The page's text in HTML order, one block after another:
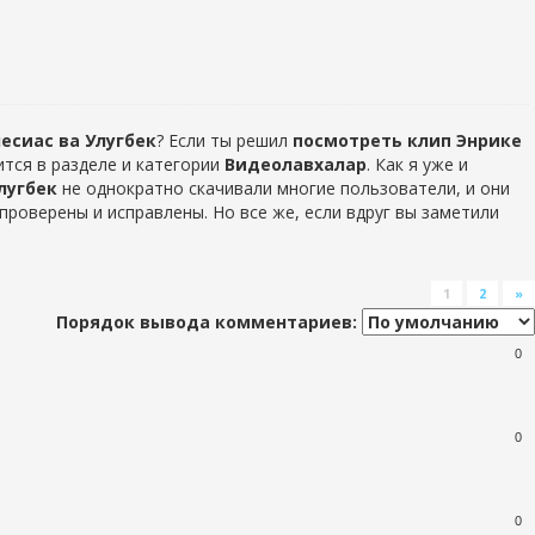
ва Улугбек? Если ты решил посмотреть клип Энрике
в разделе и категории Видеолавхалар. Как я уже и
не однократно скачивали многие пользователи, и они
и исправлены. Но все же, если вдруг вы заметили
1 2 »
Порядок вывода комментариев:
0
0
0